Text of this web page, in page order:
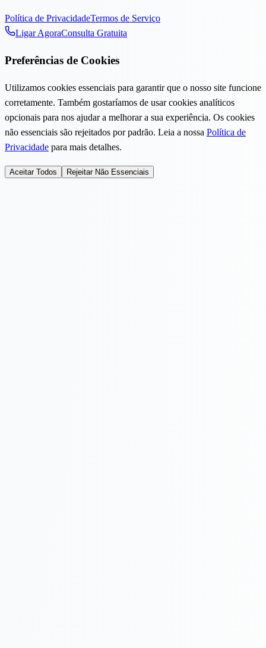
Política de PrivacidadeTermos de Serviço
Ligar AgoraConsulta Gratuita
Preferências de Cookies
Utilizamos cookies essenciais para garantir que o nosso site funcione
corretamente. Também gostaríamos de usar cookies analíticos
opcionais para nos ajudar a melhorar a sua experiência. Os cookies
não essenciais são rejeitados por padrão. Leia a nossa Política de
Privacidade para mais detalhes.
Aceitar Todos Rejeitar Não Essenciais